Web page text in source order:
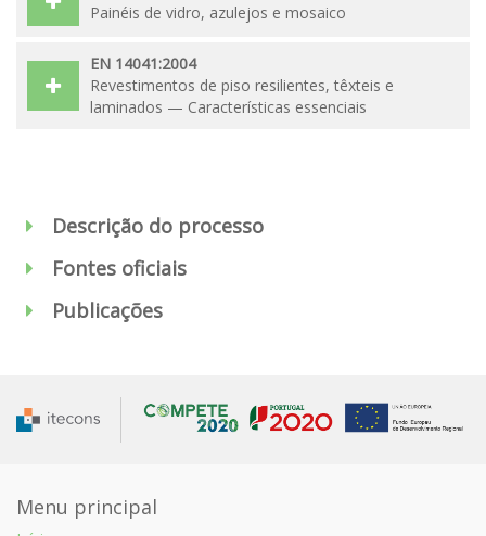
Painéis de vidro, azulejos e mosaico
EN 14041:2004
Revestimentos de piso resilientes, têxteis e
laminados — Características essenciais
Descrição do processo
Fontes oficiais
Publicações
Menu principal